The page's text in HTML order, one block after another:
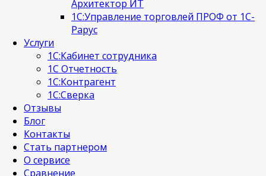
Архитектор ИТ
1С:Управление торговлей ПРОФ от 1С-
Рарус
Услуги
1C:Кабинет сотрудника
1С Отчетность
1С:Контрагент
1С:Сверка
Отзывы
Блог
Контакты
Стать партнером
О сервисе
Сравнение